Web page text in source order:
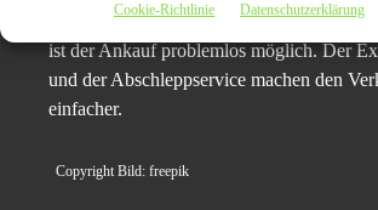
Cookie-Richtlinie Datenschutzerklärung
bei nicht fahrbereiten Autos und
ist der Ankauf problemlos möglich. Der
und der Abschleppservice machen den
einfacher.
Copyright Bild: freepik